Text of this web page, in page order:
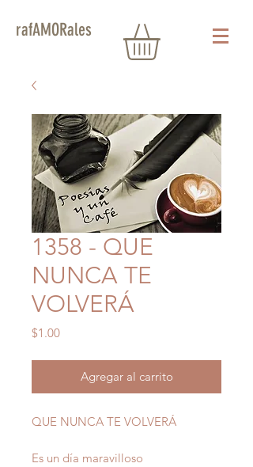
rafAMORales
1358 - QUE
NUNCA TE
VOLVERÁ
$1.00Precio
Agregar al carrito
QUE NUNCA TE VOLVERÁ
Es un día maravilloso